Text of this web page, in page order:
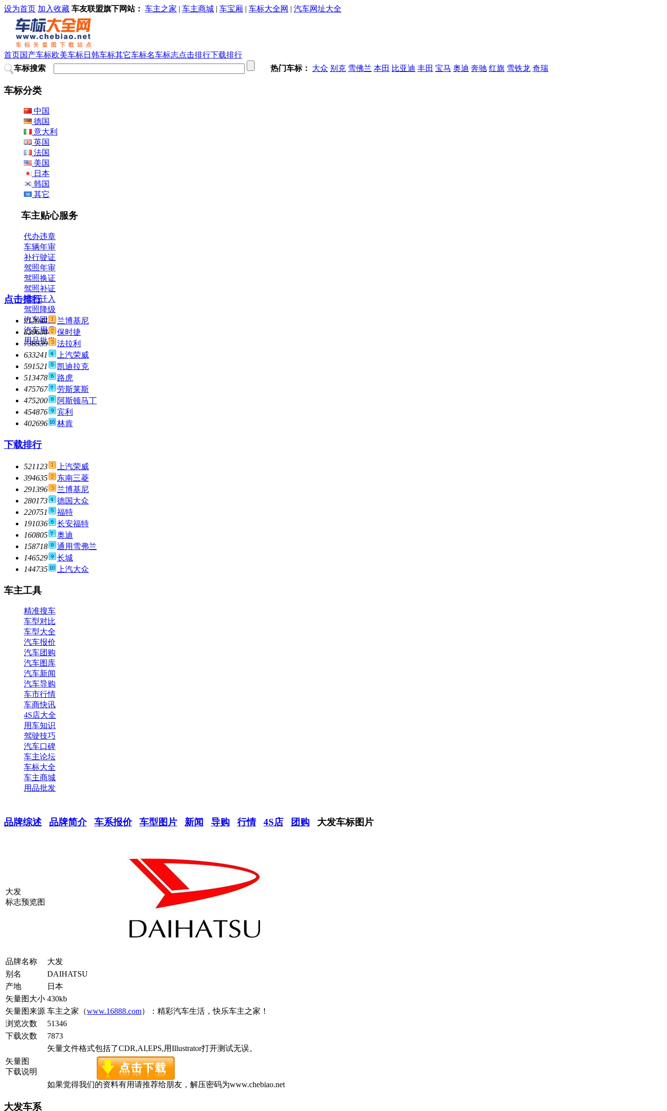
设为首页 加入收藏 车友联盟旗下网站： 车主之家 | 车主商城 | 车宝厢 | 车标大全网 | 汽车网址大全
首页国产车标欧美车标日韩车标其它车标名车标志点击排行下载排行
车标搜索
热门车标： 大众 别克 雪佛兰 本田 比亚迪 丰田 宝马 奥迪 奔驰 红旗 雪铁龙 奇瑞
车标分类
中国
德国
意大利
英国
法国
美国
日本
韩国
其它
车主贴心服务
代办违章
车辆年审
补行驶证
驾照年审
驾照换证
驾照补证
驾照迁入
驾照降级
汽车团购
汽车用品
用品批发
点击排行
912944
兰博基尼
829638
保时捷
738539
法拉利
633241
上汽荣威
591521
凯迪拉克
513478
路虎
475767
劳斯莱斯
475200
阿斯顿马丁
454876
宾利
402696
林肯
下载排行
521123
上汽荣威
394635
东南三菱
291396
兰博基尼
280173
德国大众
220751
福特
191036
长安福特
160805
奥迪
158718
通用雪弗兰
146529
长城
144735
上汽大众
车主工具
精准搜车
车型对比
车型大全
汽车报价
汽车团购
汽车图库
汽车新闻
汽车导购
车市行情
车商快讯
4S店大全
用车知识
驾驶技巧
汽车口碑
车主论坛
车标大全
车主商城
用品批发
品牌综述 品牌简介 车系报价 车型图片 新闻 导购 行情 4S店 团购 大发车标图片
大发
标志预览图
品牌名称
大发
别名
DAIHATSU
产地
日本
矢量图大小 430kb
矢量图来源 车主之家（www.16888.com）：精彩汽车生活，快乐车主之家！
浏览次数
51346
下载次数
7873
矢量图
下载说明
矢量文件格式包括了CDR,AI,EPS,用Illustrator打开测试无误。
如果觉得我们的资料有用请推荐给朋友，解压密码为www.chebiao.net
大发车系